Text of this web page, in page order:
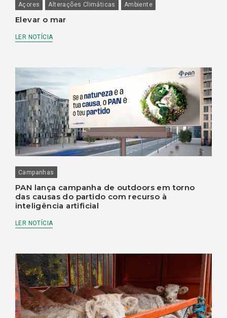
Açores Alterações Climáticas Ambiente
Elevar o mar
LER NOTÍCIA
Campanhas
PAN lança campanha de outdoors em torno
das causas do partido com recurso à
inteligência artificial
LER NOTÍCIA